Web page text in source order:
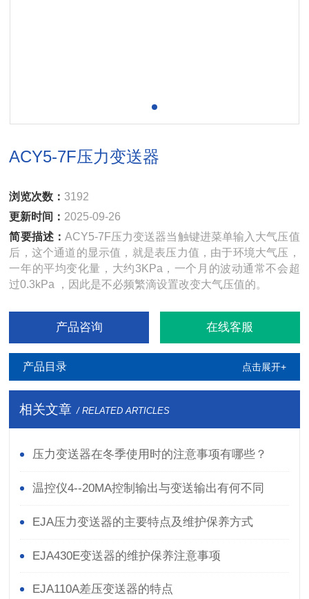
ACY5-7F压力变送器
浏览次数：3192
更新时间： 2025-09-26
简要描述： ACY5-7F压力变送器当触键进菜单输入大气压值
后，这个通道的显示值，就是表压力值，由于环境大气压，
一年的平均变化量，大约3KPa，一个月的波动通常不会超
过0.3kPa ，因此是不必频繁滴设置改变大气压值的。
产品咨询 在线客服
产品目录 点击展开+
相关文章 / RELATED ARTICLES
压力变送器在冬季使用时的注意事项有哪些？
温控仪4--20MA控制输出与变送输出有何不同
EJA压力变送器的主要特点及维护保养方式
EJA430E变送器的维护保养注意事项
EJA110A差压变送器的特点